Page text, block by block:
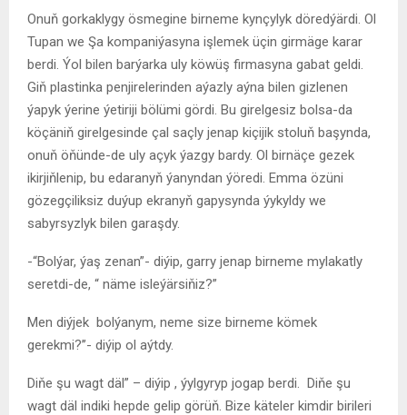
Onuň gorkaklygy ösmegine birneme kynçylyk döredýärdi. Ol
Tupan we Şa kompaniýasyna işlemek üçin girmäge karar
berdi. Ýol bilen barýarka uly köwüş firmasyna gabat geldi.
Giň plastinka penjirelerinden aýazly aýna bilen gizlenen
ýapyk ýerine ýetiriji bölümi gördi. Bu girelgesiz bolsa-da
köçäniň girelgesinde çal saçly jenap kiçijik stoluň başynda,
onuň öňünde-de uly açyk ýazgy bardy. Ol birnäçe gezek
ikirjiňlenip, bu edaranyň ýanyndan ýöredi. Emma özüni
gözegçiliksiz duýup ekranyň gapysynda ýykyldy we
sabyrsyzlyk bilen garaşdy.
-“Bolýar, ýaş zenan”- diýip, garry jenap birneme mylakatly
seretdi-de, “ näme isleýärsiňiz?”
Men diýjek bolýanym, neme size birneme kömek
gerekmi?’’- diýip ol aýtdy.
Diňe şu wagt däl” – diýip , ýylgyryp jogap berdi. Diňe şu
wagt däl indiki hepde gelip görüň. Bize käteler kimdir birileri